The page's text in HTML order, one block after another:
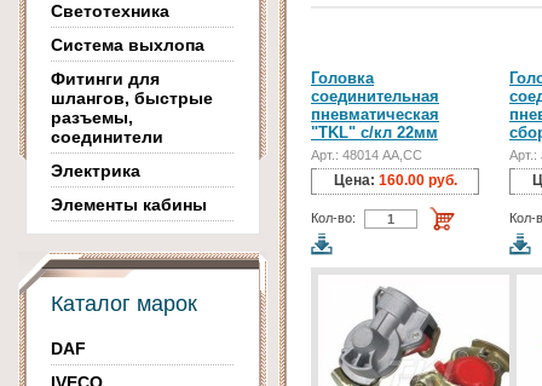
Светотехника
Система выхлопа
Фитинги для
шлангов, быстрые
разъемы,
соединители
Электрика
Элементы кабины
Каталог марок
DAF
Головка
соединительная
пневматическая
"TKL" с/кл 22мм
Арт.: 48014 AA,CC
Цена: 160.00 руб.
Кол-во:
Арт.:
Кол-